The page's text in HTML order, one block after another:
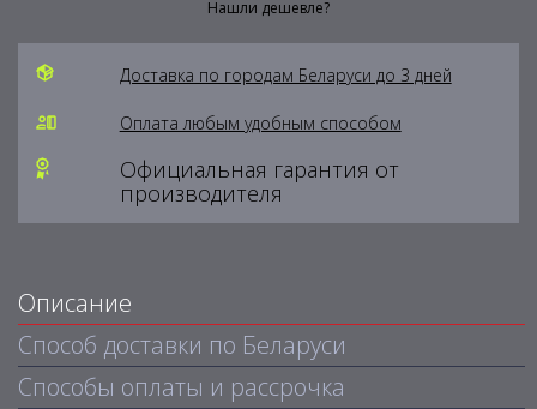
Нашли дешевле?
Доставка по городам Беларуси до 3 дней
Оплата любым удобным способом
Официальная гарантия от
производителя
Описание
Способ доставки по Беларуси
Способы оплаты и рассрочка